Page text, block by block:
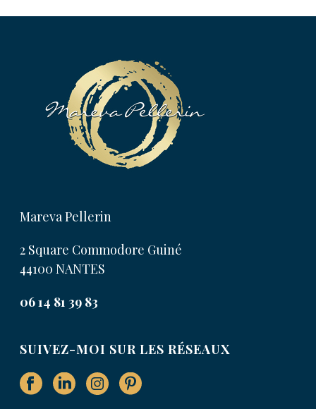
Mareva Pellerin
2 Square Commodore Guiné
44100 NANTES
06 14 81 39 83
SUIVEZ-MOI SUR LES RÉSEAUX